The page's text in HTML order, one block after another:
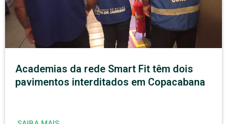
Academias da rede Smart Fit têm dois
pavimentos interditados em Copacabana